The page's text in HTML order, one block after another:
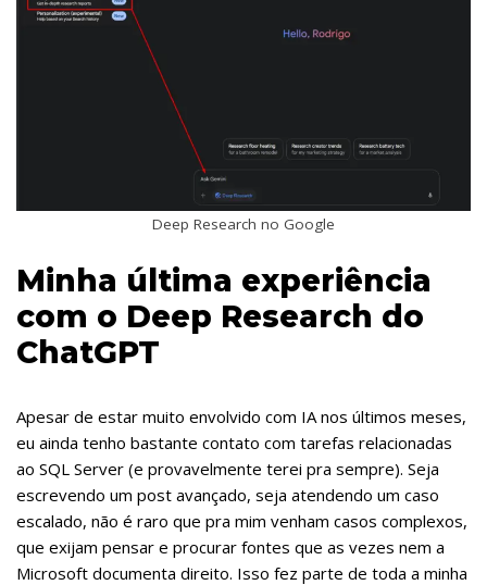
Deep Research no Google
Minha última experiência
com o Deep Research do
ChatGPT
Apesar de estar muito envolvido com IA nos últimos meses,
eu ainda tenho bastante contato com tarefas relacionadas
ao SQL Server (e provavelmente terei pra sempre). Seja
escrevendo um post avançado, seja atendendo um caso
escalado, não é raro que pra mim venham casos complexos,
que exijam pensar e procurar fontes que as vezes nem a
Microsoft documenta direito. Isso fez parte de toda a minha